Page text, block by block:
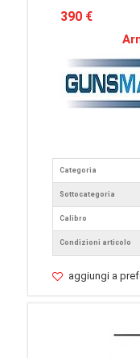
390 €
Categoria
Sottocategoria
Calibro
Condizioni articolo
aggiungi a